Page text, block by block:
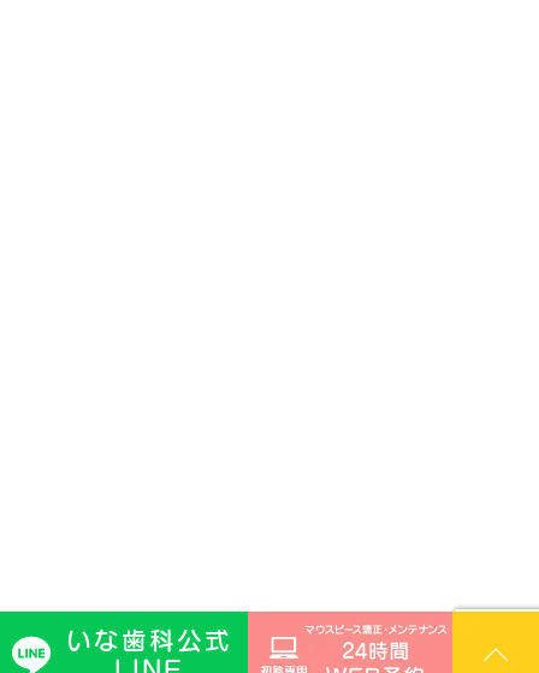
いな歯科公式
© ina-dental.jp